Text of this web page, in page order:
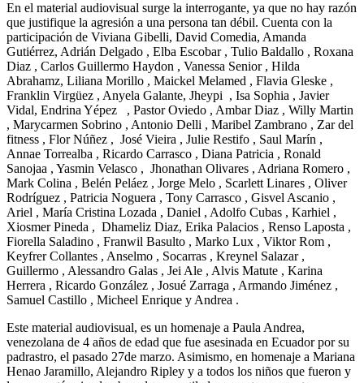
En el material audiovisual surge la interrogante, ya que no hay razón
que justifique la agresión a una persona tan débil. Cuenta con la
participación de Viviana Gibelli, David Comedia, Amanda
Gutiérrez, Adrián Delgado , Elba Escobar , Tulio Baldallo , Roxana
Diaz , Carlos Guillermo Haydon , Vanessa Senior , Hilda
Abrahamz, Liliana Morillo , Maickel Melamed , Flavia Gleske ,
Franklin Virgüez , Anyela Galante, Jheypi , Isa Sophia , Javier
Vidal, Endrina Yépez , Pastor Oviedo , Ambar Diaz , Willy Martin
, Marycarmen Sobrino , Antonio Delli , Maribel Zambrano , Zar del
fitness , Flor Núñez , José Vieira , Julie Restifo , Saul Marín ,
Annae Torrealba , Ricardo Carrasco , Diana Patricia , Ronald
Sanojaa , Yasmin Velasco , Jhonathan Olivares , Adriana Romero ,
Mark Colina , Belén Peláez , Jorge Melo , Scarlett Linares , Oliver
Rodríguez , Patricia Noguera , Tony Carrasco , Gisvel Ascanio ,
Ariel , María Cristina Lozada , Daniel , Adolfo Cubas , Karhiel ,
Xiosmer Pineda , Dhameliz Diaz, Erika Palacios , Renso Laposta ,
Fiorella Saladino , Franwil Basulto , Marko Lux , Viktor Rom ,
Keyfrer Collantes , Anselmo , Socarras , Kreynel Salazar ,
Guillermo , Alessandro Galas , Jei Ale , Alvis Matute , Karina
Herrera , Ricardo González , Josué Zarraga , Armando Jiménez ,
Samuel Castillo , Micheel Enrique y Andrea .
Este material audiovisual, es un homenaje a Paula Andrea,
venezolana de 4 años de edad que fue asesinada en Ecuador por su
padrastro, el pasado 27de marzo. Asimismo, en homenaje a Mariana
Henao Jaramillo, Alejandro Ripley y a todos los niños que fueron y